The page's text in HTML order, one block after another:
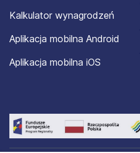
Kalkulator wynagrodzeń
Aplikacja mobilna Android
Aplikacja mobilna iOS